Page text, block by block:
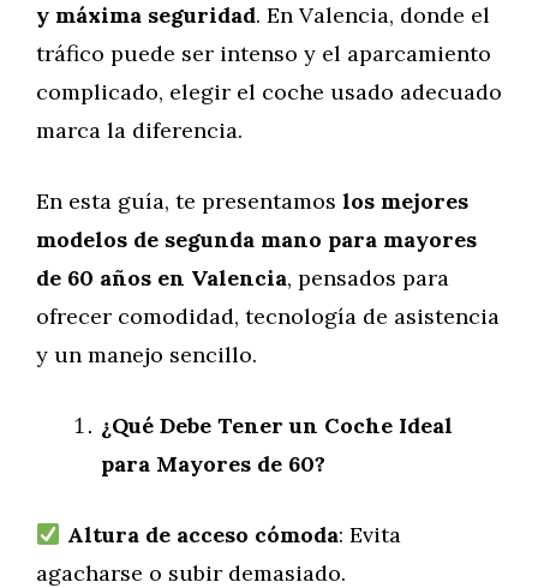
y máxima seguridad. En Valencia, donde el
tráfico puede ser intenso y el aparcamiento
complicado, elegir el coche usado adecuado
marca la diferencia.
En esta guía, te presentamos los mejores
modelos de segunda mano para mayores
de 60 años en Valencia, pensados para
ofrecer comodidad, tecnología de asistencia
y un manejo sencillo.
¿Qué Debe Tener un Coche Ideal
para Mayores de 60?
Altura de acceso cómoda: Evita
agacharse o subir demasiado.